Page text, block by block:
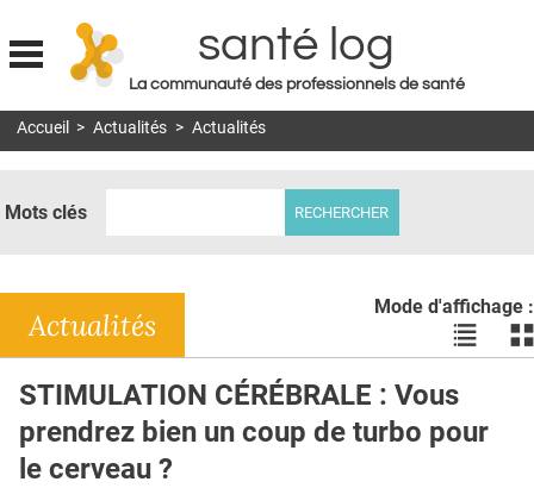
Jump to navigation
santé log
La communauté des professionnels de santé
MON COMPTE
DOSSIERS
RÉSEAUX
E-REVUE SAD
THÉMA
Accueil > Actualités > Actualités
Mots clés
Mode d'affichage :
Voir
les
en
liste
les
Actualités
STIMULATION CÉRÉBRALE : Vous
prendrez bien un coup de turbo pour
le cerveau ?